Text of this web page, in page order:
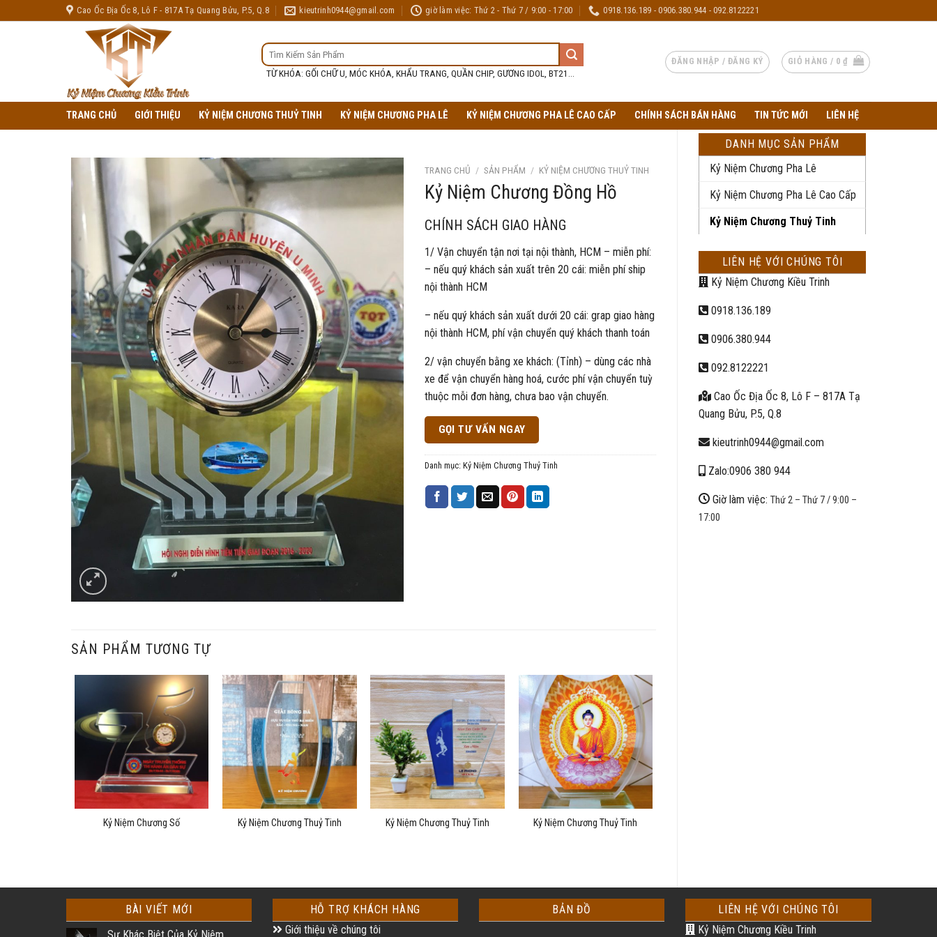
to
Cao Ốc Địa Ốc 8, Lô F - 817A Tạ Quang Bửu, P.5, Q.8 kieutrinh0944@gmail.com giờ làm việc: Thứ 2 - Thứ 7 / 9:00 - 17:00 0918.136.189 - 0906.380.944 - 092.8122221
TÌM
KIẾM:
TỪ KHÓA: GỐI CHỮ U, MÓC KHÓA, KHẨU TRANG, QUẦN CHIP, GƯƠNG IDOL, BT21...
ĐĂNG NHẬP / ĐĂNG KÝ GIỎ HÀNG / 0 ₫
TRANG CHỦ GIỚI THIỆU KỶ NIỆM CHƯƠNG THUỶ TINH KỶ NIỆM CHƯƠNG PHA LÊ KỶ NIỆM CHƯƠNG PHA LÊ CAO CẤP CHÍNH SÁCH BÁN HÀNG TIN TỨC MỚI LIÊN HỆ
DANH MỤC SẢN PHẨM
Kỷ Niệm Chương Pha Lê
Kỷ Niệm Chương Pha Lê Cao Cấp
Kỷ Niệm Chương Thuỷ Tinh
LIÊN HỆ VỚI CHÚNG TÔI
Kỷ Niệm Chương Kiều Trinh
0918.136.189
0906.380.944
092.8122221
Cao Ốc Địa Ốc 8, Lô F – 817A Tạ
Quang Bửu, P.5, Q.8
kieutrinh0944@gmail.com
Zalo:0906 380 944
Giờ làm việc: Thứ 2 – Thứ 7 / 9:00 –
17:00
TRANG CHỦ / SẢN PHẨM / KỶ NIỆM CHƯƠNG THUỶ TINH
Kỷ Niệm Chương Đồng Hồ
CHÍNH SÁCH GIAO HÀNG
1/ Vận chuyển tận nơi tại nội thành, HCM – miễn phí:
– nếu quý khách sản xuất trên 20 cái: miễn phí ship
nội thành HCM
– nếu quý khách sản xuất dưới 20 cái: grap giao hàng
nội thành HCM, phí vận chuyển quý khách thanh toán
2/ vận chuyển bằng xe khách: (Tỉnh) – dùng các nhà
xe để vận chuyển hàng hoá, cước phí vận chuyển tuỳ
thuộc mỗi đơn hàng, chưa bao vận chuyển.
GỌI TƯ VẤN NGAY
Danh mục: Kỷ Niệm Chương Thuỷ Tinh
SẢN PHẨM TƯƠNG TỰ
Kỷ Niệm Chương Số Kỷ Niệm Chương Thuỷ Tinh Kỷ Niệm Chương Thuỷ Tinh Kỷ Niệm Chương Thuỷ Tinh
BÀI VIẾT MỚI
HỖ TRỢ KHÁCH HÀNG
Giới thiệu về chúng tôi
BẢN ĐỒ
LIÊN HỆ VỚI CHÚNG TÔI
Kỷ Niệm Chương Kiều Trinh